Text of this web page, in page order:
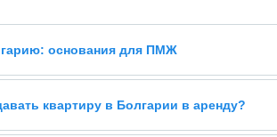
основания для ПМЖ
квартиру в Болгарии в аренду?